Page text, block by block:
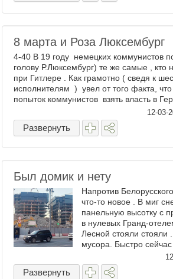
8 марта и Роза Люксембург
4-40 В 19 году немецких коммунистов
голову Р.Люксембург) те же самые ,
при Гитлере . Как грамотно ( сведя к
исполнителям ) увел от того факта,
попыток коммунистов взять власть в
12-03-
Развернуть
Был домик и нету
Напротив
что-то новое . В миг
панельную высотку с
в нулевых Гранд-
Лесной стояли стояли
мусора. Быстро
доме аутентичный
корейский, а так ...
Развернуть